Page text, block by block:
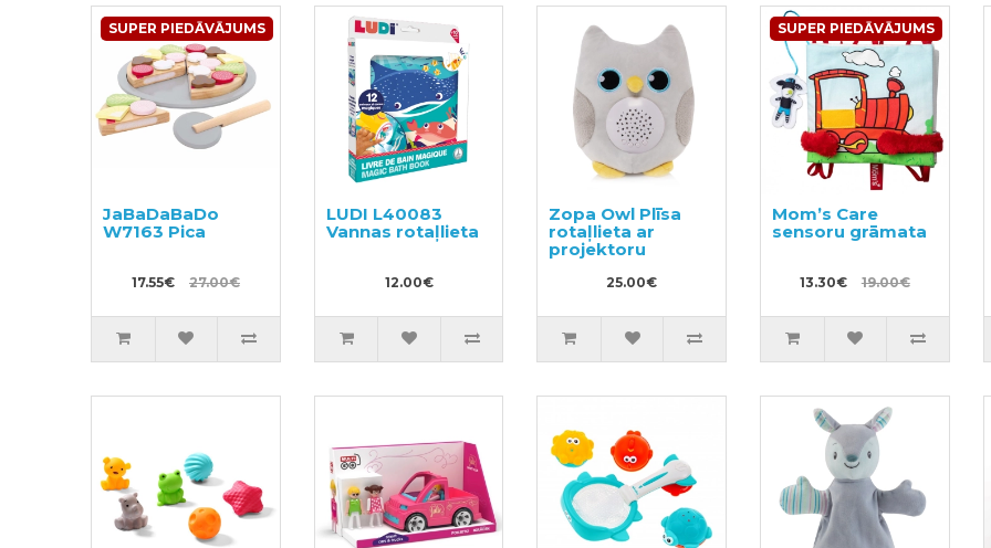
SUPER PIEDĀVĀJUMS
JaBaDaBaDo
W7163 Pica
17.55€ 27.00€
LUDI L40083
Vannas rotaļlieta
12.00€
Zopa Owl Plīsa
rotaļlieta ar
projektoru
25.00€
SUPER PIEDĀVĀJUMS
Mom’s Care
sensoru grāmata
13.30€ 19.00€